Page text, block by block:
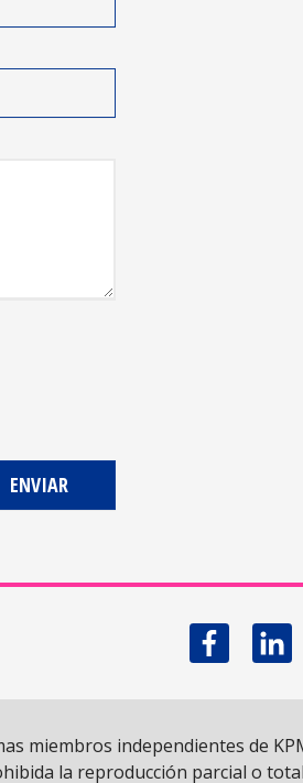
miembros independientes de
la reproducción parcial o